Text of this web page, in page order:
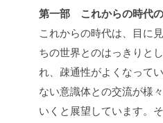
第一部 これからの時代
これからの時代は、目に
ちの世界とのはっきりと
れ、疎通性がよくなって
ない意識体との交流が様
いくと展望しています。